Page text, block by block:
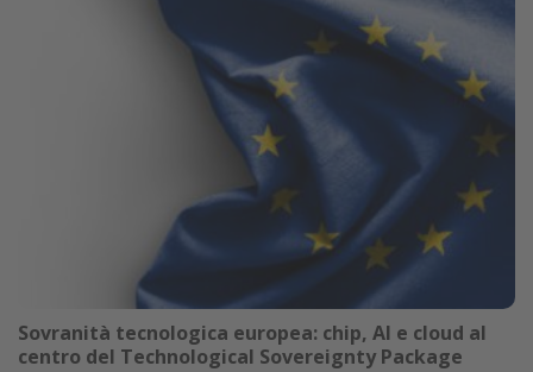
Sovranità tecnologica europea: chip, AI e cloud al
centro del Technological Sovereignty Package